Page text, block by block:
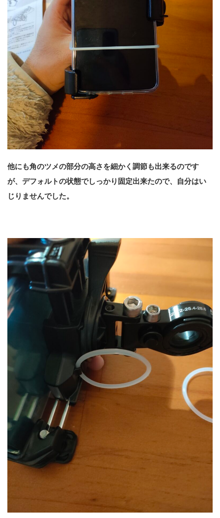
他にも角のツメの部分の高さを細かく調節も出来るのです
が、デフォルトの状態でしっかり固定出来たので、自分はい
じりませんでした。